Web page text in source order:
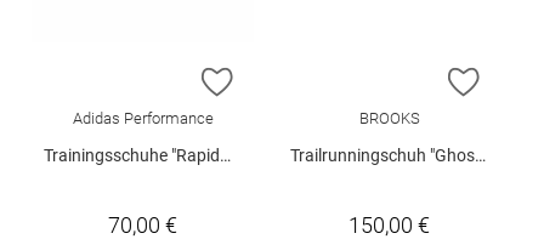
ZUR WUNSCHLISTE HINZUFÜGEN
Adidas Performance
Trainingsschuhe "Rapidmove Go W"
70,00 €
ZUR
BROOKS
Trailrunningschuh "Ghost Trail W"
150,00 €